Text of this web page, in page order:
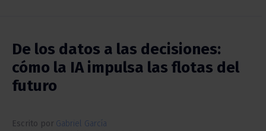
De los datos a las decisiones:
cómo la IA impulsa las flotas del
futuro
Escrito por Gabriel García